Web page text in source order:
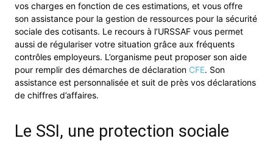
vos charges en fonction de ces estimations, et vous offre
son assistance pour la gestion de ressources pour la sécurité
sociale des cotisants. Le recours à l’URSSAF vous permet
aussi de régulariser votre situation grâce aux fréquents
contrôles employeurs. L’organisme peut proposer son aide
pour remplir des démarches de déclaration CFE. Son
assistance est personnalisée et suit de près vos déclarations
de chiffres d’affaires.
Le SSI, une protection sociale